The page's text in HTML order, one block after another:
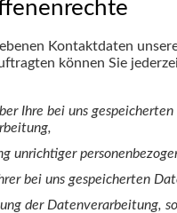
Kontaktdaten
können Sie
Ihre bei uns
unrichtiger
bei uns gespeicherten
der Datenverarbeitung,